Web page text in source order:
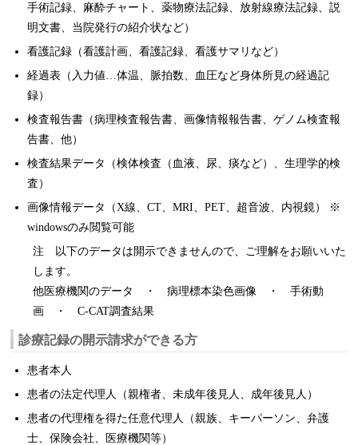
手術記録、麻酔チャート、薬物療法記録、放射線療法記録、説
明文書、当院発行の紹介状など）
看護記録（看護計画、看護記録、看護サマリなど）
経過表（入力値…体温、脈拍数、血圧など身体所見の経過記
録）
検査報告書（病理検査報告書、画像情報報告書、ゲノム検査報
告書、他）
検査結果データ（検体検査（血液、尿、痰など）、生理学的検
査）
画像情報データ（X線、CT、MRI、PET、超音波、内視鏡） ※
windowsのみ閲覧可能
注 以下のデータは開示できませんので、ご理解をお願いいた
します。
他医療機関のデータ ・ 病理標本染色画像 ・ 手術動
画 ・ C-CAT調査結果
診療記録の開示請求ができる方
患者本人
患者の法定代理人（親権者、未成年後見人、成年後見人）
患者の代理権を得た任意代理人（親族、キーパーソン、弁護
士、保険会社、医療機関等）